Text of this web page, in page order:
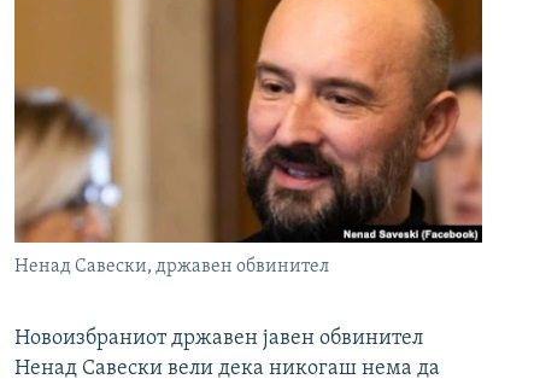
Ненад Савески, државен обвинител
Новоизбраниот државен јавен обвинител
Ненад Савески вели дека никогаш нема да